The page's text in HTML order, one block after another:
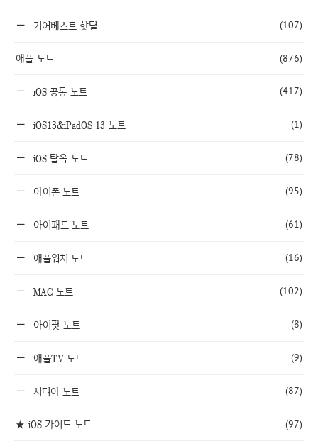
기어베스트 핫딜 (107)
애플 노트 (876)
iOS 공통 노트 (417)
iOS13&iPadOS 13 노트 (1)
iOS 탈옥 노트 (78)
아이폰 노트 (95)
아이패드 노트 (61)
애플워치 노트 (16)
MAC 노트 (102)
아이팟 노트 (8)
애플TV 노트 (9)
시디아 노트 (87)
★ iOS 가이드 노트 (97)